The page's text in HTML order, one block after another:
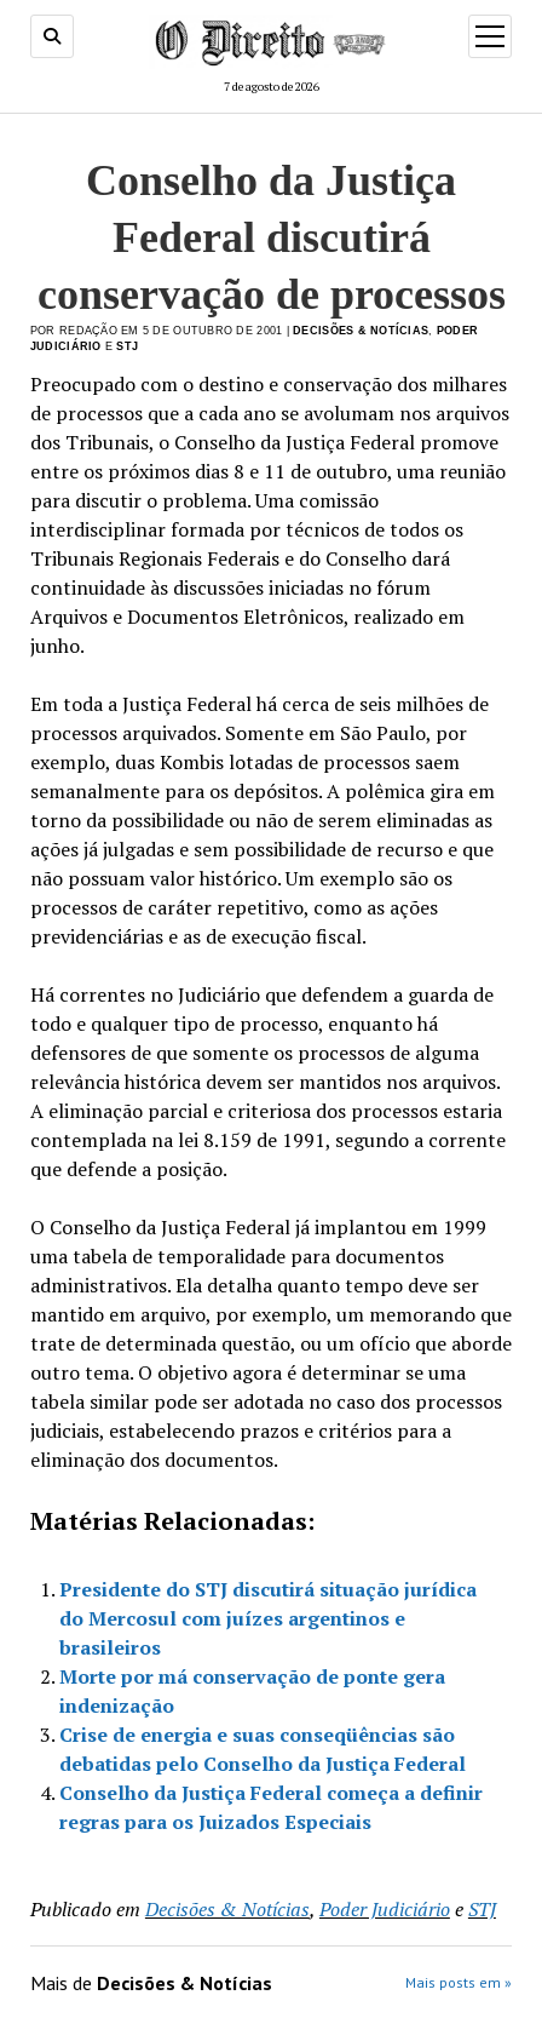
7 de agosto de 2026
menu
de
Conselho da Justiça
Federal discutirá
conservação de processos
POR REDAÇÃO EM 5 DE OUTUBRO DE 2001 | DECISÕES & NOTÍCIAS
PODER
JUDICIÁRIO ESTJ
Preocupado com o destino e conservação dos milhares
de processos que a cada ano se avolumam nos arquivos
dos Tribunais, o Conselho da Justiça Federal promove
entre os próximos dias 8 e 11 de outubro, uma reunião
para discutir o problema. Uma comissão
interdisciplinar formada por técnicos de todos os
Tribunais Regionais Federais e do Conselho dará
continuidade às discussões iniciadas no fórum
Arquivos e Documentos Eletrônicos, realizado em
junho.
Em toda a Justiça Federal há cerca de seis milhões de
processos arquivados. Somente em São Paulo, por
exemplo, duas Kombis lotadas de processos saem
semanalmente para os depósitos. A polêmica gira em
torno da possibilidade ou não de serem eliminadas as
ações já julgadas e sem possibilidade de recurso e que
não possuam valor histórico. Um exemplo são os
processos de caráter repetitivo, como as ações
previdenciárias e as de execução fiscal.
Há correntes no Judiciário que defendem a guarda de
todo e qualquer tipo de processo, enquanto há
defensores de que somente os processos de alguma
relevância histórica devem ser mantidos nos arquivos.
A eliminação parcial e criteriosa dos processos estaria
contemplada na lei 8.159 de 1991, segundo a corrente
que defende a posição.
O Conselho da Justiça Federal já implantou em 1999
uma tabela de temporalidade para documentos
administrativos. Ela detalha quanto tempo deve ser
mantido em arquivo, por exemplo, um memorando que
trate de determinada questão, ou um ofício que aborde
outro tema. O objetivo agora é determinar se uma
tabela similar pode ser adotada no caso dos processos
judiciais, estabelecendo prazos e critérios para a
eliminação dos documentos.
Matérias Relacionadas:
Presidente do STJ discutirá situação jurídica
do Mercosul com juízes argentinos e
brasileiros
Morte por má conservação de ponte gera
indenização
Crise de energia e suas conseqüências são
debatidas pelo Conselho da Justiça Federal
Conselho da Justiça Federal começa a definir
regras para os Juizados Especiais
Publicado em Decisões & Notícias,Poder JudiciárioeSTJ
Mais de Decisões & Notícias Mais posts em »